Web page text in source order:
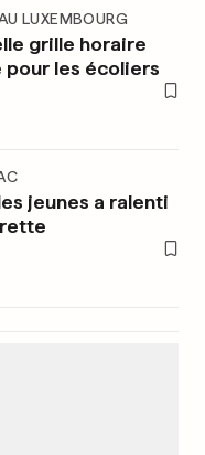
LUXEMBOURG
grille horaire
pour les écoliers
jeunes a ralenti